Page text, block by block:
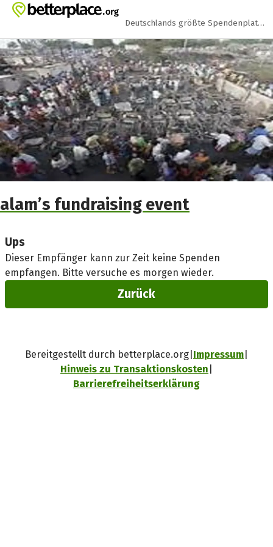
Zum Hauptinhalt springen
Erklärung zur Barrierefreiheit anzeigen
Deutschlands größte Spendenplattform
alam’s fundraising event
Ups
Dieser Empfänger kann zur Zeit keine Spenden
empfangen. Bitte versuche es morgen wieder.
Zurück
Bereitgestellt durch betterplace.org Impressum
Hinweis zu Transaktionskosten
Barrierefreiheitserklärung